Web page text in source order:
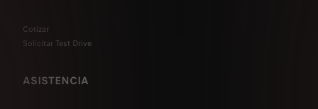
Cotizar
Solicitar Test Drive
ASISTENCIA